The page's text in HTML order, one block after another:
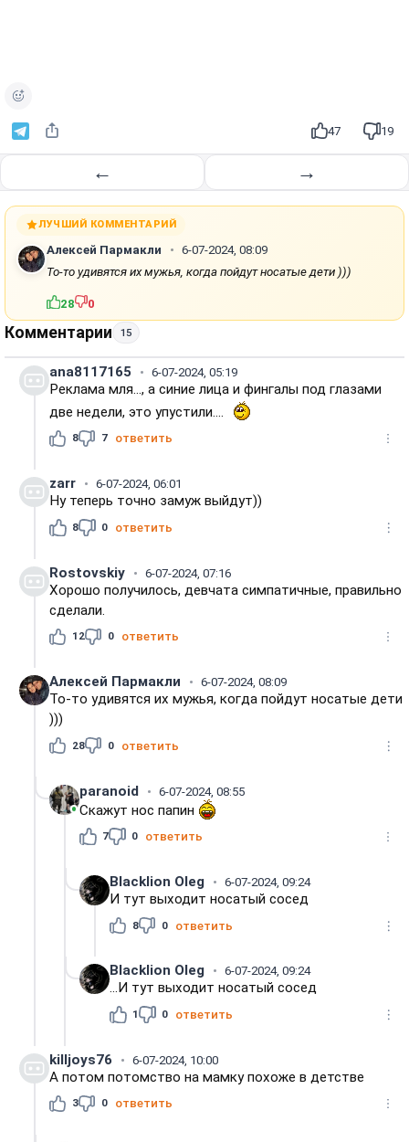
47 19
← →
ЛУЧШИЙ КОММЕНТАРИЙ
Алексей Пармакли
6-07-2024, 08:09
То-то удивятся их мужья, когда пойдут носатые дети )))
28 0
Комментарии 15
ana8117165 6-07-2024, 05:19
Реклама мля..., а синие лица и фингалы под глазами
две недели, это упустили....
8 7 ответить
zarr 6-07-2024, 06:01
Ну теперь точно замуж выйдут))
8 0 ответить
Rostovskiy 6-07-2024, 07:16
Хорошо получилось, девчата симпатичные, правильно
сделали.
12 0 ответить
Алексей Пармакли 6-07-2024, 08:09
То-то удивятся их мужья, когда пойдут носатые дети
)))
28 0 ответить
paranoid 6-07-2024, 08:55
Скажут нос папин
7 0 ответить
Blacklion Oleg 6-07-2024, 09:24
И тут выходит носатый сосед
8 0 ответить
Blacklion Oleg 6-07-2024, 09:24
...И тут выходит носатый сосед
1 0 ответить
killjoys76 6-07-2024, 10:00
А потом потомство на мамку похоже в детстве
3 0 ответить